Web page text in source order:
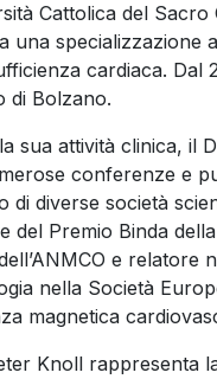
Cattolica del
una specializzazione
cardiaca. Dal
di Bolzano.
sua attività clinica, il
conferenze e
di diverse società
del Premio Binda
e relatore
nella Società
magnetica
Knoll rappresenta